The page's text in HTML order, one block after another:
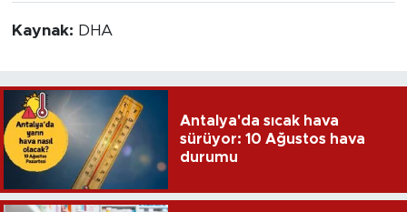
Kaynak: DHA
Antalya'da sıcak hava
sürüyor: 10 Ağustos hava
durumu